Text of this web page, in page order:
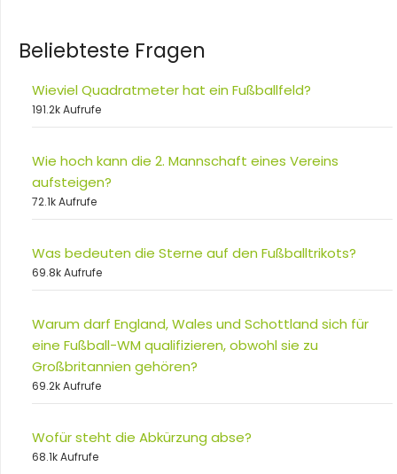
Beliebteste Fragen
Wieviel Quadratmeter hat ein Fußballfeld?
191.2k Aufrufe
Wie hoch kann die 2. Mannschaft eines Vereins
aufsteigen?
72.1k Aufrufe
Was bedeuten die Sterne auf den Fußballtrikots?
69.8k Aufrufe
Warum darf England, Wales und Schottland sich für
eine Fußball-WM qualifizieren, obwohl sie zu
Großbritannien gehören?
69.2k Aufrufe
Wofür steht die Abkürzung abse?
68.1k Aufrufe